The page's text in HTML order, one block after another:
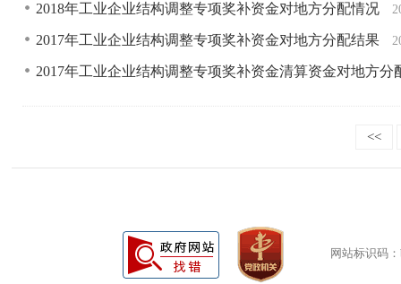
2018年工业企业结构调整专项奖补资金对地方分配情况
2017年工业企业结构调整专项奖补资金对地方分配结果
2017年工业企业结构调整专项奖补资金清算资金对地方分
<<
网站标识码